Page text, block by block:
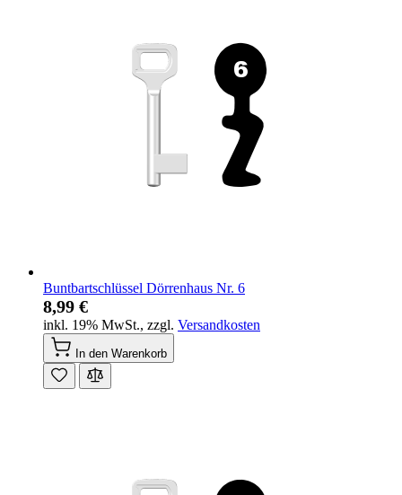
Buntbartschlüssel Dörrenhaus Nr. 6
8,99 €
inkl. 19% MwSt., zzgl. Versandkosten
In den Warenkorb